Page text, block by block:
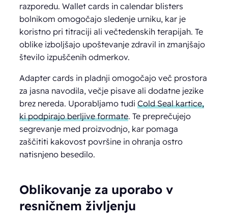
razporedu. Wallet cards in calendar blisters
bolnikom omogočajo sledenje urniku, kar je
koristno pri titraciji ali večtedenskih terapijah. Te
oblike izboljšajo upoštevanje zdravil in zmanjšajo
število izpuščenih odmerkov.
Adapter cards in pladnji omogočajo več prostora
za jasna navodila, večje pisave ali dodatne jezike
brez nereda. Uporabljamo tudiCold Seal kartice,
ki podpirajo berljive formate. Te preprečujejo
segrevanje med proizvodnjo, kar pomaga
zaščititi kakovost površine in ohranja ostro
natisnjeno besedilo.
Oblikovanje za uporabo v
resničnem življenju